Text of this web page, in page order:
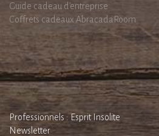
Guide cadeau d'entreprise
Coffrets cadeaux AbracadaRoom
Professionnels : Esprit Insolite
Newsletter